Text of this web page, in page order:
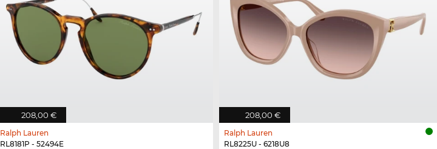
208,00 €
Ralph Lauren
RL8181P - 52494E
208,00 €
Ralph Lauren
RL8225U - 6218U8